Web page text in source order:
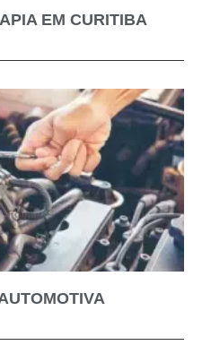
EM CURITIBA